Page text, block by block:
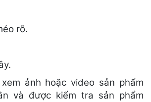
rõ.
ảnh hoặc video sản phẩm
và được kiểm tra sản phẩm